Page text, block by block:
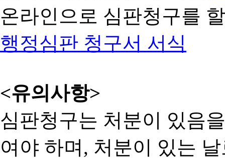
온라인으로 심판청구를
행정심판 청구서 서식
<유의사항>
심판청구는 처분이 있음
여야 하며, 처분이 있는